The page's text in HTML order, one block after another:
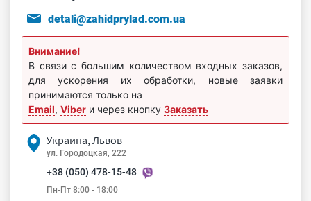
detali@zahidprylad.com.ua
Внимание!
В связи с большим количеством входных заказов,
для ускорения их обработки, новые заявки
принимаются только на
Email, Viber и через кнопку Заказать
Украина, Львов
ул. Городоцкая, 222
+38 (050) 478-15-48
Пн-Пт 8:00 - 18:00